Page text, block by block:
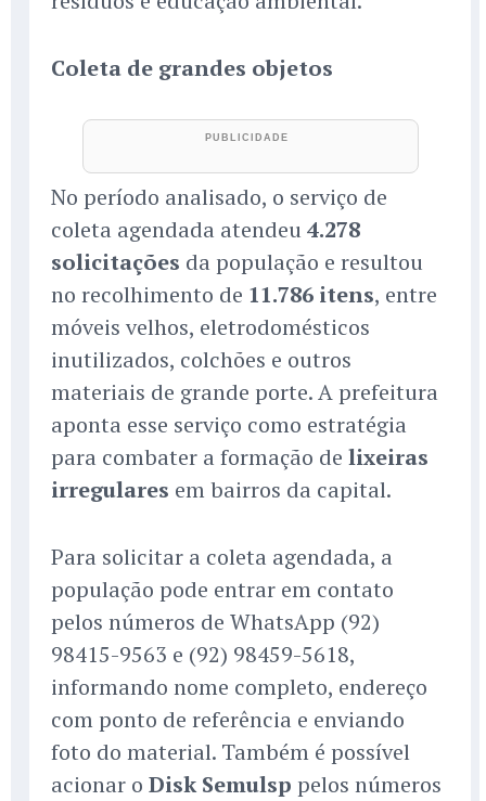
Coleta de grandes objetos
No período analisado, o serviço de
coleta agendada atendeu 4.278
solicitações da população e resultou
no recolhimento de 11.786 itens, entre
móveis velhos, eletrodomésticos
inutilizados, colchões e outros
materiais de grande porte. A prefeitura
aponta esse serviço como estratégia
para combater a formação de lixeiras
irregulares em bairros da capital.
Para solicitar a coleta agendada, a
população pode entrar em contato
pelos números de WhatsApp (92)
98415-9563 e (92) 98459-5618,
informando nome completo, endereço
com ponto de referência e enviando
foto do material. Também é possível
acionar o Disk Semulsp pelos números